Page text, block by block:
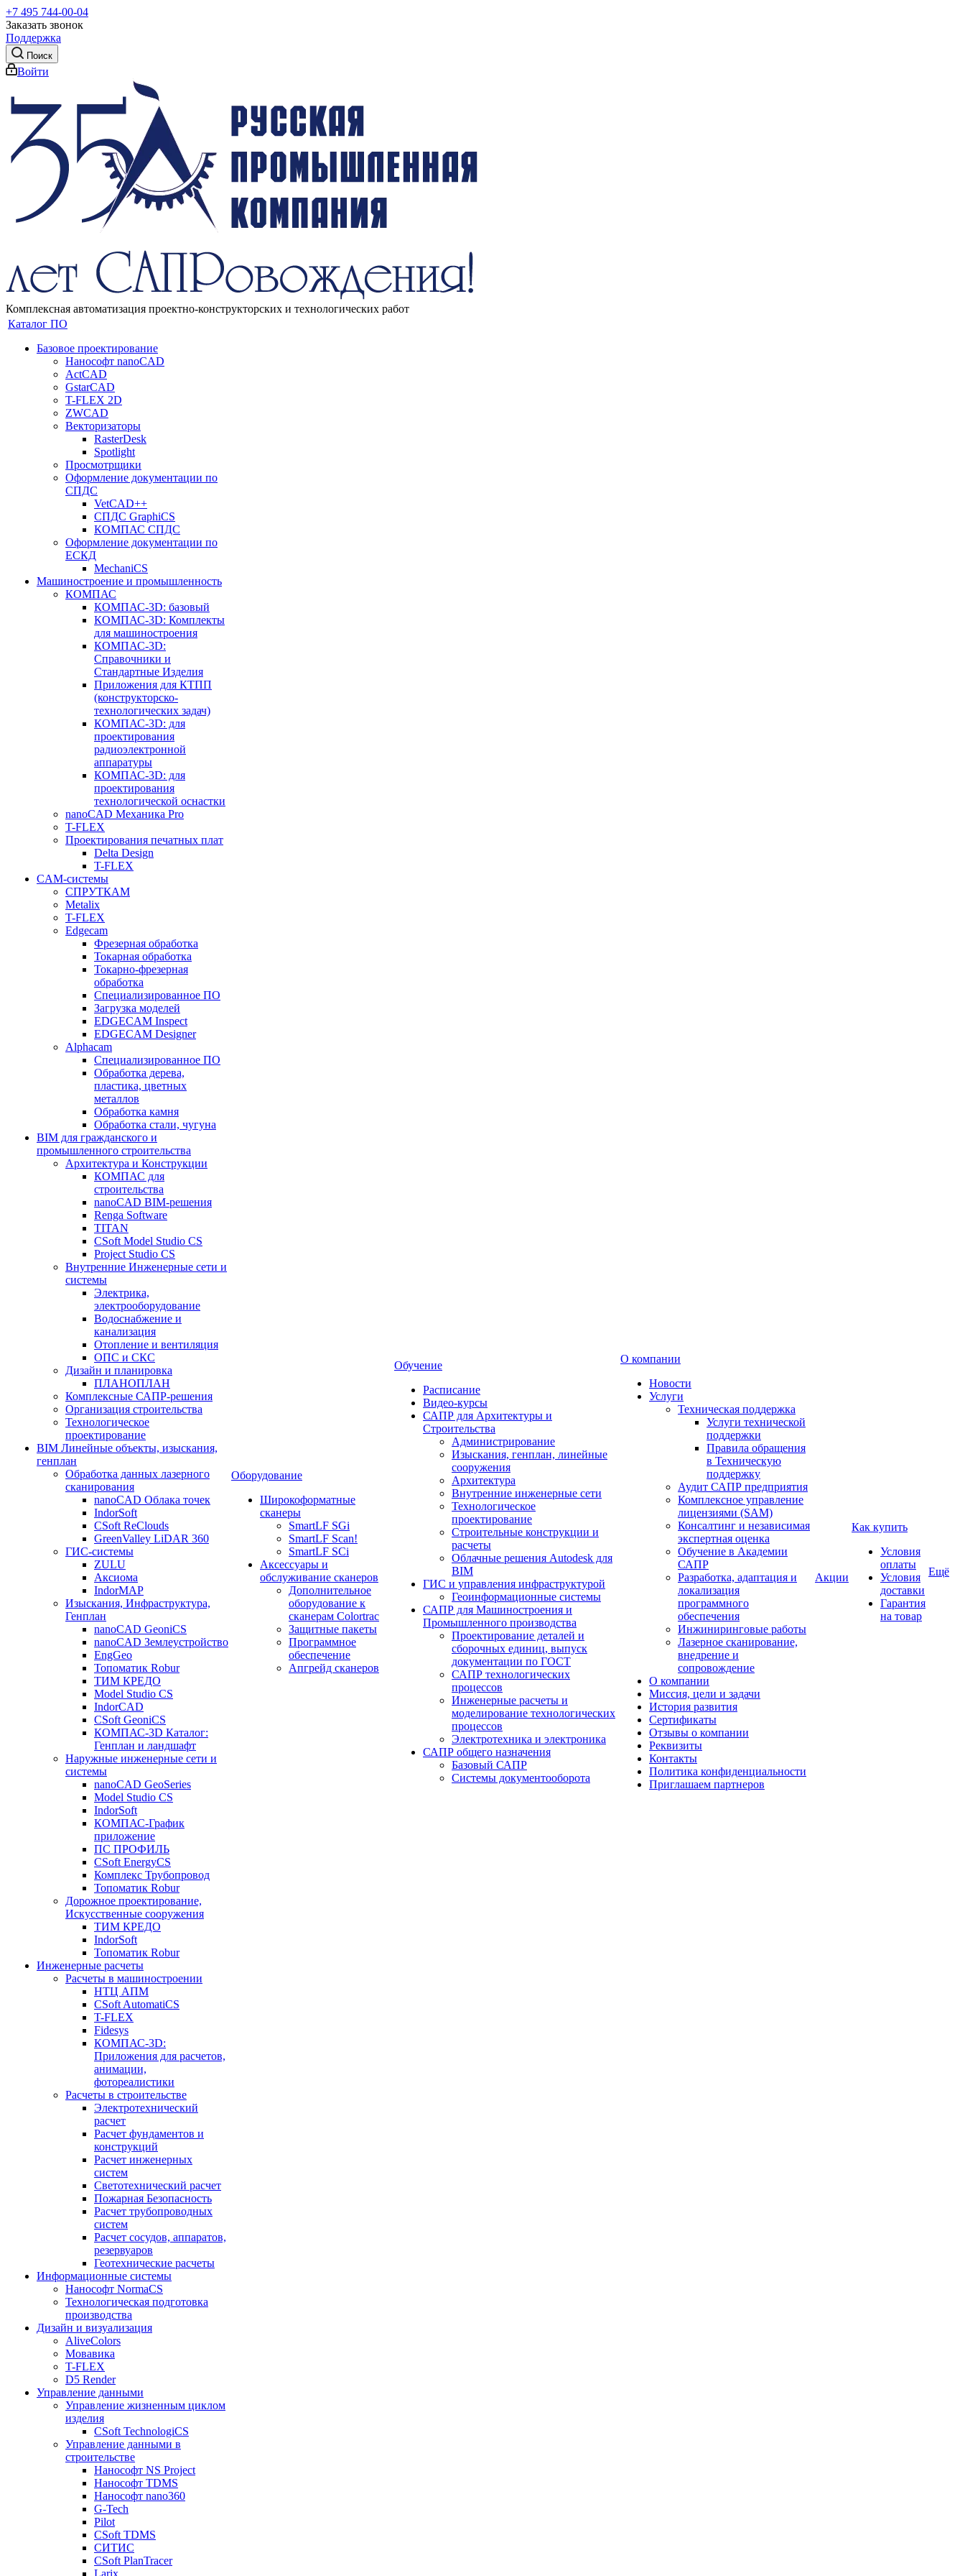
+7 495 744-00-04
Заказать звонок
Поддержка
Поиск
Войти
Комплексная автоматизация проектно-конструкторских и технологических работ
Каталог ПО
Базовое проектирование
Нанософт nanoCAD
ActCAD
GstarCAD
T-FLEX 2D
ZWCAD
Векторизаторы
RasterDesk
Spotlight
Просмотрщики
Оформление документации по
СПДС
VetCAD++
СПДС GraphiCS
КОМПАС СПДС
Оформление документации по
ЕСКД
MechaniCS
Машиностроение и промышленность
КОМПАС
КОМПАС-3D: базовый
КОМПАС-3D: Комплекты
для машиностроения
КОМПАС-3D:
Справочники и
Стандартные Изделия
Приложения для КТПП
(конструкторско-
технологических задач)
КОМПАС-3D: для
проектирования
радиоэлектронной
аппаратуры
КОМПАС-3D: для
проектирования
технологической оснастки
nanoCAD Механика Pro
T-FLEX
Проектирования печатных плат
Delta Design
T-FLEX
CAM-системы
СПРУТКAM
Metalix
T-FLEX
Edgecam
Фрезерная обработка
Токарная обработка
Токарно-фрезерная
обработка
Специализированное ПО
Загрузка моделей
EDGECAM Inspect
EDGECAM Designer
Alphacam
Специализированное ПО
Обработка дерева,
пластика, цветных
металлов
Обработка камня
Обработка стали, чугуна
BIM для гражданского и
промышленного строительства
Архитектура и Конструкции
КОМПАС для
строительства
nanoCAD BIM-решения
Renga Software
TITAN
CSoft Model Studio CS
Project Studio CS
Внутренние Инженерные сети и
системы
Электрика,
электрооборудование
Водоснабжение и
канализация
Отопление и вентиляция
ОПС и СКС
Дизайн и планировка
ПЛАНОПЛАН
Комплексные САПР-решения
Организация строительства
Технологическое
проектирование
BIM Линейные объекты, изыскания,
генплан
Обработка данных лазерного
сканирования
nanoCAD Облака точек
IndorSoft
CSoft ReClouds
GreenValley LiDAR 360
ГИС-системы
ZULU
Аксиома
IndorMAP
Изыскания, Инфраструктура,
Генплан
nanoCAD GeoniCS
nanoCAD Землеустройство
EngGeo
Топоматик Robur
ТИМ КРЕДО
Model Studio CS
IndorCAD
CSoft GeoniCS
КОМПАС-3D Каталог:
Генплан и ландшафт
Наружные инженерные сети и
системы
nanoCAD GeoSeries
Model Studio CS
IndorSoft
КОМПАС-График
приложение
ПС ПРОФИЛЬ
CSoft EnergyCS
Комплекс Трубопровод
Топоматик Robur
Дорожное проектирование,
Искусственные сооружения
ТИМ КРЕДО
IndorSoft
Топоматик Robur
Инженерные расчеты
Расчеты в машиностроении
НТЦ АПМ
CSoft AutomatiCS
T-FLEX
Fidesys
КОМПАС-3D:
Приложения для расчетов,
анимации,
фотореалистики
Расчеты в строительстве
Электротехнический
расчет
Расчет фундаментов и
конструкций
Расчет инженерных
систем
Светотехнический расчет
Пожарная Безопасность
Расчет трубопроводных
систем
Расчет сосудов, аппаратов,
резервуаров
Геотехнические расчеты
Информационные системы
Нанософт NormaCS
Технологическая подготовка
производства
Дизайн и визуализация
AliveColors
Мовавика
T-FLEX
D5 Render
Управление данными
Управление жизненным циклом
изделия
CSoft TechnologiCS
Управление данными в
строительстве
Нанософт NS Project
Нанософт TDMS
Нанософт nano360
G-Tech
Pilot
CSoft TDMS
СИТИС
CSoft PlanTracer
Larix
Оборудование
Широкоформатные
сканеры
SmartLF SGi
SmartLF Scan!
SmartLF SCi
Аксессуары и
обслуживание сканеров
Дополнительное
оборудование к
сканерам Colortrac
Защитные пакеты
Программное
обеспечение
Апгрейд сканеров
Обучение
Расписание
Видео-курсы
САПР для Архитектуры и
Строительства
Администрирование
Изыскания, генплан, линейные
сооружения
Архитектура
Внутренние инженерные сети
Технологическое
проектирование
Строительные конструкции и
расчеты
Облачные решения Autodesk для
BIM
ГИС и управления инфраструктурой
Геоинформационные системы
САПР для Машиностроения и
Промышленного производства
Проектирование деталей и
сборочных единиц, выпуск
документации по ГОСТ
САПР технологических
процессов
Инженерные расчеты и
моделирование технологических
процессов
Электротехника и электроника
САПР общего назначения
Базовый САПР
Системы документооборота
О компании
Новости
Услуги
Техническая поддержка
Услуги технической
поддержки
Правила обращения
в Техническую
поддержку
Аудит САПР предприятия
Комплексное управление
лицензиями (SAM)
Консалтинг и независимая
экспертная оценка
Обучение в Академии
САПР
Разработка, адаптация и
локализация
программного
обеспечения
Инжиниринговые работы
Лазерное сканирование,
внедрение и
сопровождение
О компании
Миссия, цели и задачи
История развития
Сертификаты
Отзывы о компании
Реквизиты
Контакты
Политика конфиденциальности
Приглашаем партнеров
Акции
Как купить
Условия
оплаты
Условия
доставки
Гарантия
на товар
Ещё